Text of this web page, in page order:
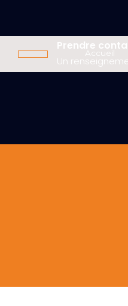
Prendre
Un
Accueil